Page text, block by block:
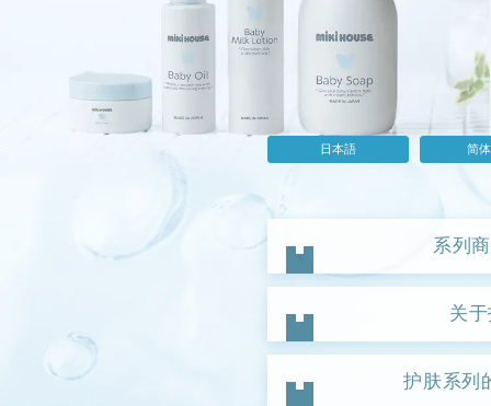
日本語 简
系列
关
护肤系列